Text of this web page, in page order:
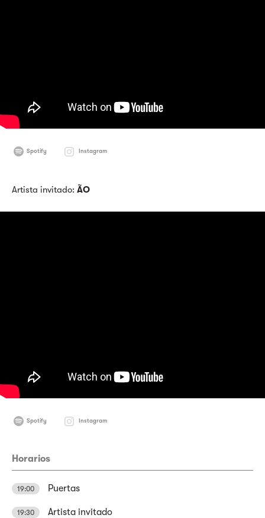
Spotify Instagram
Artista invitado: ÃO
Spotify Instagram
Horarios
19:00 Puertas
19:30 Artista invitado